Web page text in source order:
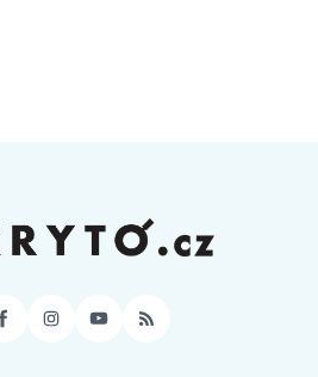
Facebook
Instagram
YouTube
RSS